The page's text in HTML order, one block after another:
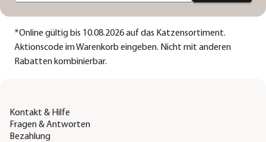
*Online gültig bis 10.08.2026 auf das Katzensortiment.
Aktionscode im Warenkorb eingeben. Nicht mit anderen
Rabatten kombinierbar.
Kontakt & Hilfe
Fragen & Antworten
Bezahlung